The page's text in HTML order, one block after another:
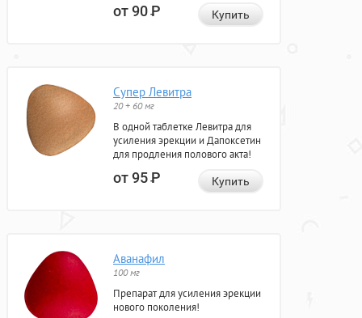
от 90Р Купить
Супер Левитра
20 + 60 мг
В одной таблетке Левитра для
усиления эрекции и Дапоксетин
для продления полового акта!
от 95Р Купить
Аванафил
100 мг
Препарат для усиления эрекции
нового поколения!